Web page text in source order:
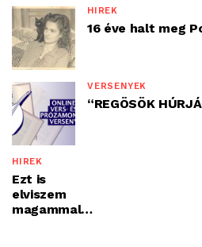
HÍREK
16 éve halt meg
VERSENYEK
“REGÖSÖK
HÍREK
Ezt is
elviszem
magammal…